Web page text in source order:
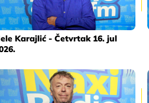
Karajlić - Četvrtak 16. jul